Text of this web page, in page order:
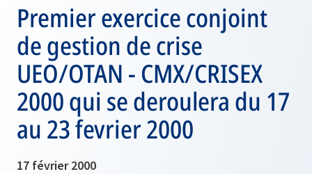
Premier exercice conjoint
de gestion de crise
UEO/OTAN - CMX/CRISEX
2000 qui se deroulera du 17
au 23 fevrier 2000
17 février 2000